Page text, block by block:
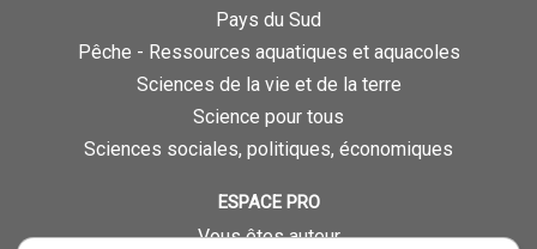
Pays du Sud
Pêche - Ressources aquatiques et aquacoles
Sciences de la vie et de la terre
Science pour tous
Sciences sociales, politiques, économiques
ESPACE PRO
Vous êtes auteur